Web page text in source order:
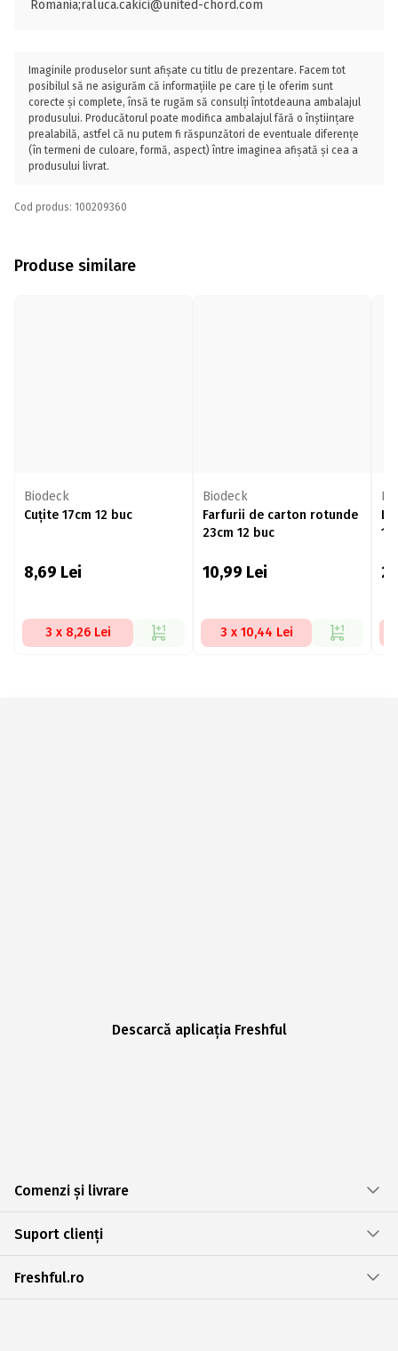
Romania;raluca.cakici@united-chord.com
Imaginile produselor sunt afișate cu titlu de prezentare. Facem tot
posibilul să ne asigurăm că informațiile pe care ți le oferim sunt
corecte și complete, însă te rugăm să consulți întotdeauna ambalajul
produsului. Producătorul poate modifica ambalajul fără o înștiințare
prealabilă, astfel că nu putem fi răspunzători de eventuale diferențe
(în termeni de culoare, formă, aspect) între imaginea afișată și cea a
produsului livrat.
Cod produs: 100209360
Produse similare
Biodeck
Cuțite 17cm 12 buc
8,69 Lei
3 x 8,26 Lei
Biodeck
Farfurii de carton rotunde
23cm 12 buc
10,99 Lei
3 x 10,44 Lei
Descarcă aplicația Freshful
Comenzi și livrare
Suport clienți
Freshful.ro